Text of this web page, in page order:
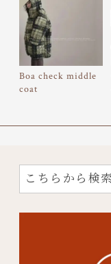
Boa check middle
coat